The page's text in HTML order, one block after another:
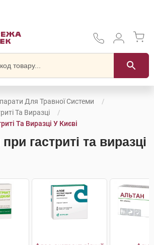
Для Травної Системи
Та Виразці
Та Виразці У Києві
гастриті та виразці